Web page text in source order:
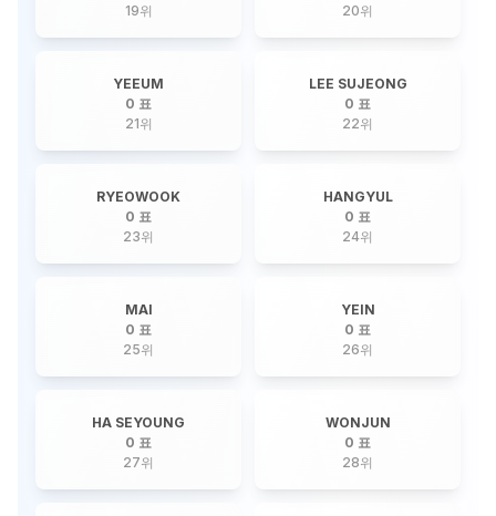
19위
20위
YEEUM
0 표
21위
LEE SUJEONG
0 표
22위
RYEOWOOK
0 표
23위
HANGYUL
0 표
24위
MAI
0 표
25위
YEIN
0 표
26위
HA SEYOUNG
0 표
27위
WONJUN
0 표
28위